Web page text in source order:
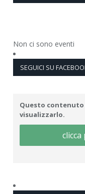
Non ci sono eventi
SEGUICI SU
Questo contenuto
visualizzarlo.